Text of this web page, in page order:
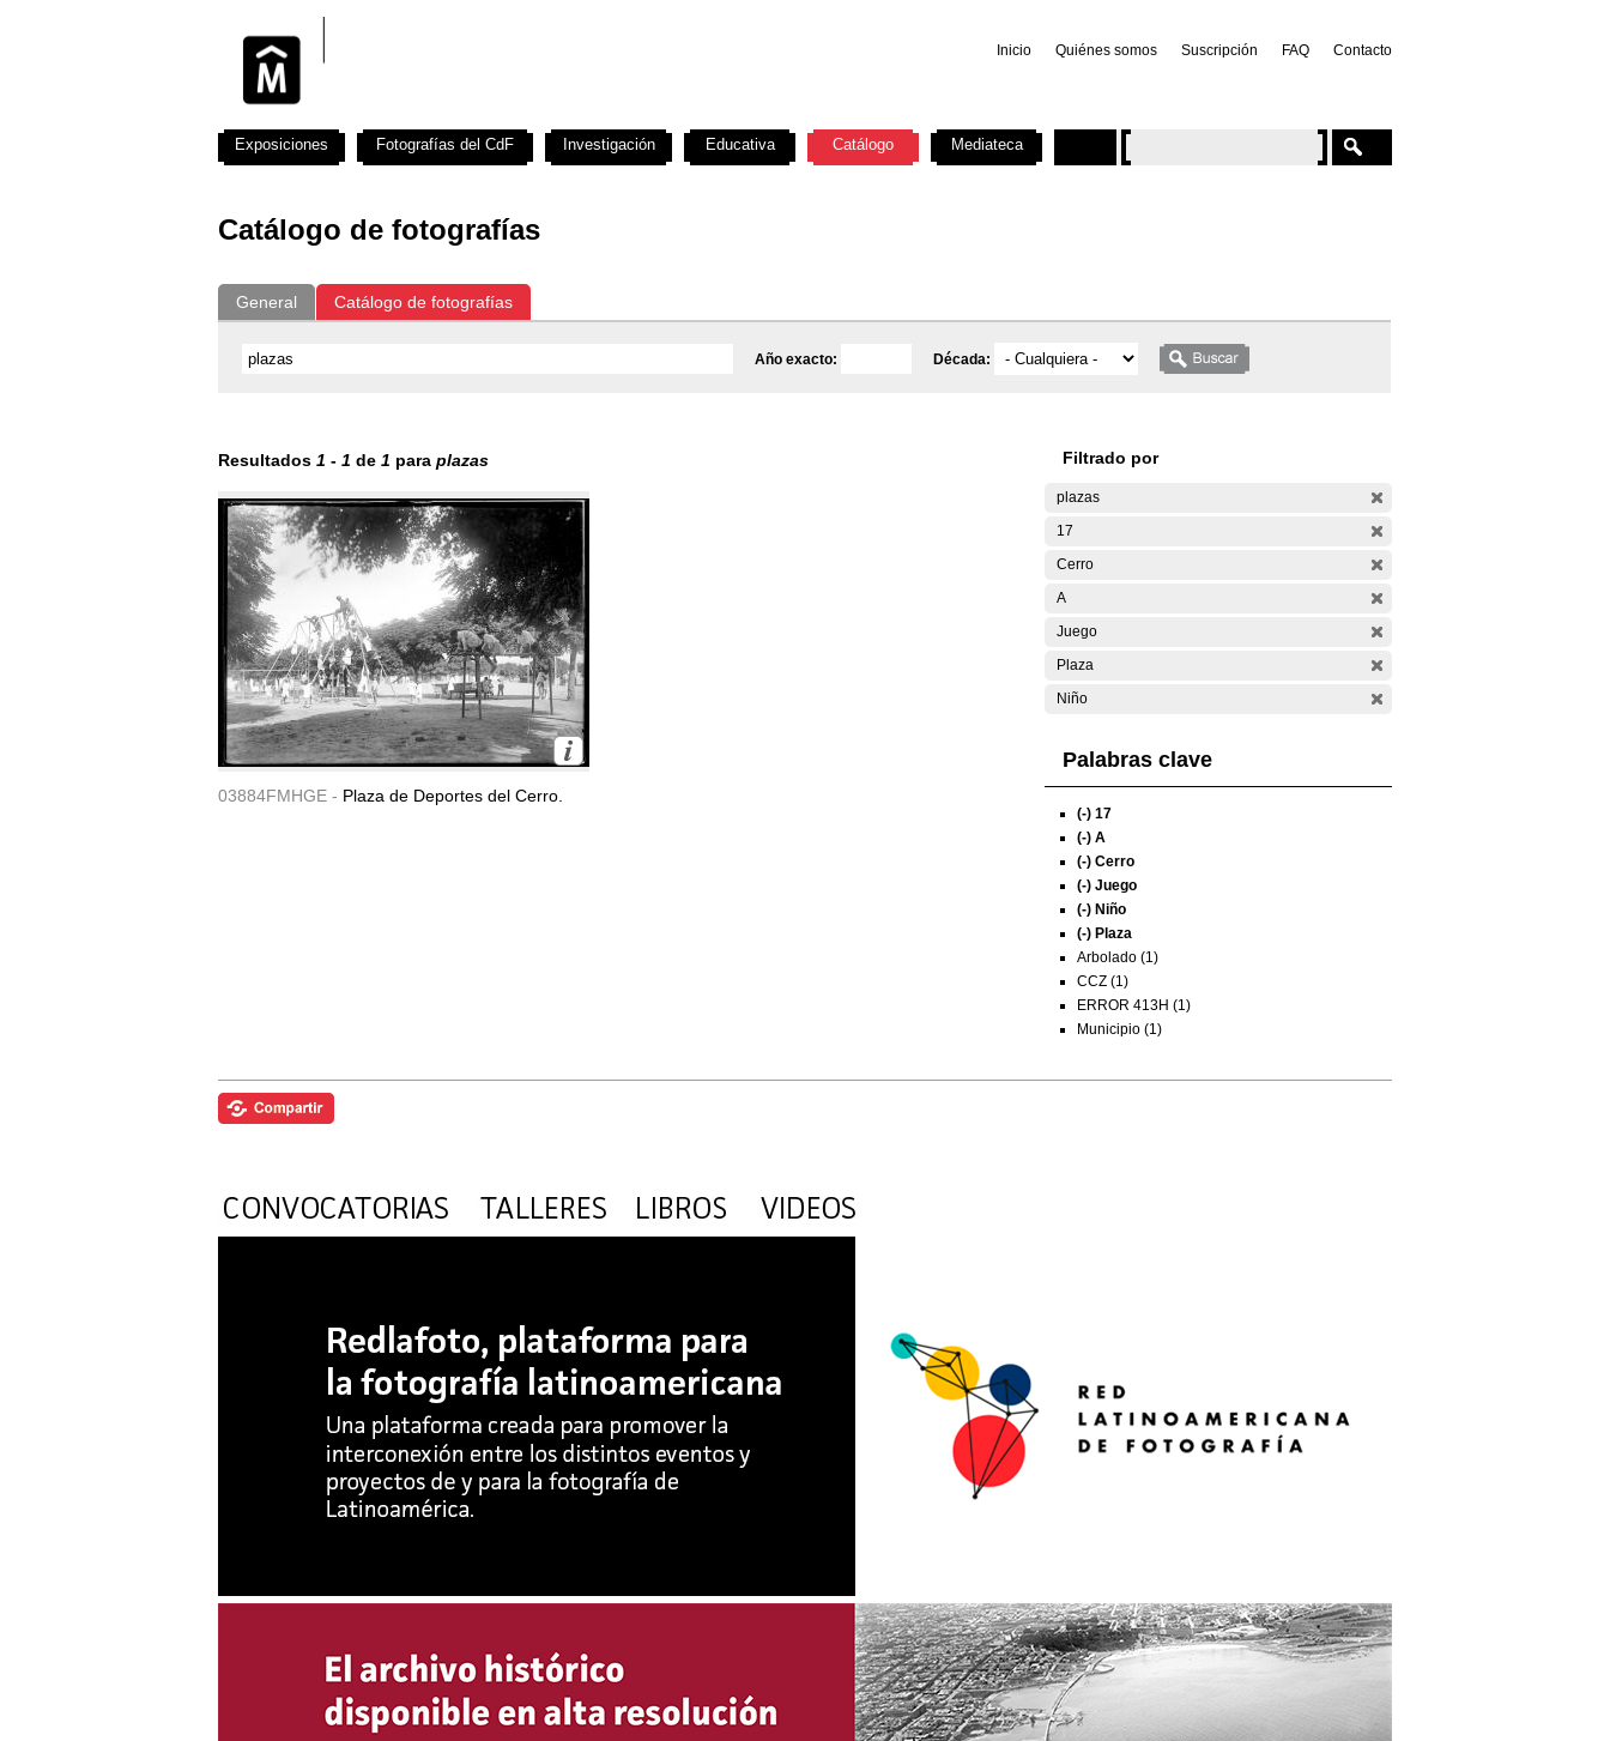
Inicio Quiénes somos Suscripción FAQ Contacto
Catálogo de fotografías
General Catálogo de fotografías
Año exacto: Década:
Resultados 1 - 1 de 1 para plazas
03884FMHGE - Plaza de Deportes del Cerro.
Filtrado por
plazas
17
Cerro
A
Juego
Plaza
Niño
Palabras clave
(-) 17
(-) A
(-) Cerro
(-) Juego
(-) Niño
(-) Plaza
Arbolado (1)
CCZ (1)
ERROR 413H (1)
Municipio (1)
Exposiciones Fotografías del CdF Investigación Educativa Catálogo Mediateca